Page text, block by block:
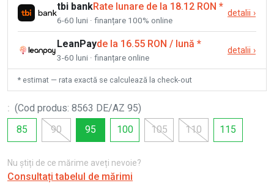
tbi bankRate lunare de la 18.12 RON *
6-60 luni · finanțare 100% online
detalii ›
LeanPayde la 16.55 RON / lună *
3-60 luni · finanțare online
detalii ›
* estimat — rata exactă se calculează la check-out
: (Cod produs: 8563 DE/AZ 95)
85
90 95 100 105 110 115
Nu știți de ce mărime aveți nevoie?
Consultați tabelul de mărimi